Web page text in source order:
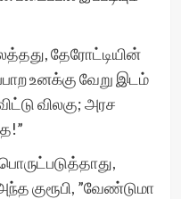
தேரோட்டியின்
உனக்கு வேறு இடம்
விலகு; அரச
குரூபி, ”வேண்டுமா